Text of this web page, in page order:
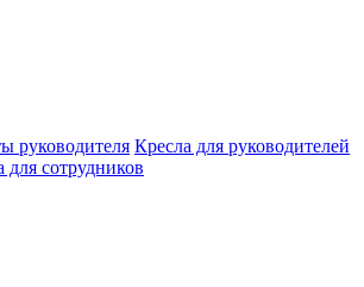
руководителя Кресла для руководителей
для сотрудников